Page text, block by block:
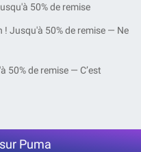
50% de remise
! Jusqu'à 50% de remise — Ne
50% de remise — C’est
Puma